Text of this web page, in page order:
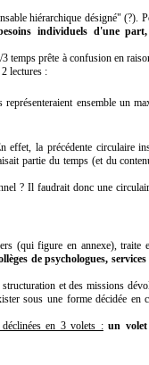
hiérarchique désigné" (?).
individuels d'une
temps prête à confusion en
lectures :
ensemble un
la précédente circulaire
partie du temps (et du
? Il faudrait donc une
(qui figure en annexe), traite
de psychologues,
structuration et des missions
sous une forme décidée en
en 3 volets : un